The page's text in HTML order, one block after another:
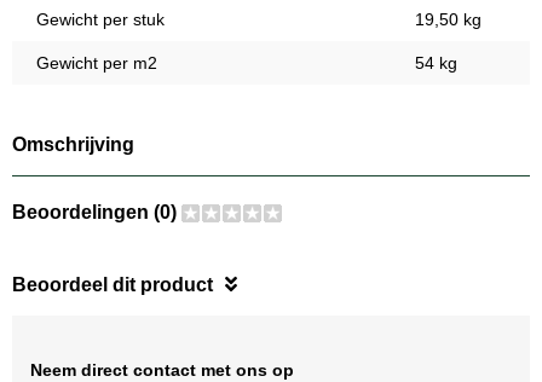
Gewicht per stuk 19,50 kg
Gewicht per m2 54 kg
Omschrijving
Beoordelingen (0)
Beoordeel dit product
Neem direct contact met ons op